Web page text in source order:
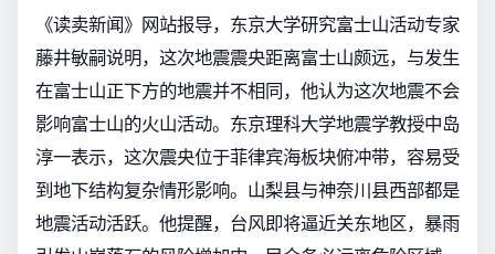
《读卖新闻》网站报导，东京大学研究富士山活动专家
藤井敏嗣说明，这次地震震央距离富士山颇远，与发生
在富士山正下方的地震并不相同，他认为这次地震不会
影响富士山的火山活动。东京理科大学地震学教授中岛
淳一表示，这次震央位于菲律宾海板块俯冲带，容易受
到地下结构复杂情形影响。山梨县与神奈川县西部都是
地震活动活跃。他提醒，台风即将逼近关东地区，暴雨